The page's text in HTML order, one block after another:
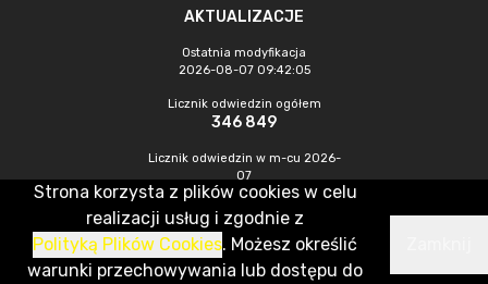
AKTUALIZACJE
Ostatnia modyfikacja
2026-08-07 09:42:05
Licznik odwiedzin ogółem
346 849
Licznik odwiedzin w m-cu 2026-
07
1 240
CMS & Hosting: Nefeni Sp. z o.o.
Strona korzysta z plików cookies w celu
realizacji usług i zgodnie z
Polityką Plików Cookies. Możesz określić
warunki przechowywania lub dostępu do